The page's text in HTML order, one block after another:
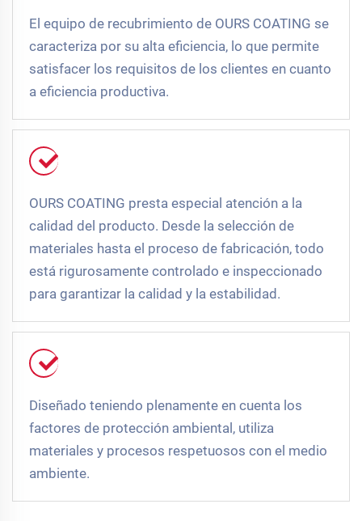
El equipo de recubrimiento de OURS COATING se
caracteriza por su alta eficiencia, lo que permite
satisfacer los requisitos de los clientes en cuanto
a eficiencia productiva.
OURS COATING presta especial atención a la
calidad del producto. Desde la selección de
materiales hasta el proceso de fabricación, todo
está rigurosamente controlado e inspeccionado
para garantizar la calidad y la estabilidad.
Diseñado teniendo plenamente en cuenta los
factores de protección ambiental, utiliza
materiales y procesos respetuosos con el medio
ambiente.